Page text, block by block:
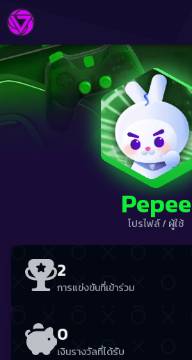
Pepee
โปรไฟล์/ผู้ใช้
2
การแข่งขันที่เข้าร่วม
0
เงินรางวัลที่ได้รับ